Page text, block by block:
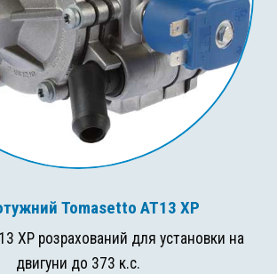
Tomasetto AT13 XP
XP розрахований для установки на
двигуни до 373 к.с.